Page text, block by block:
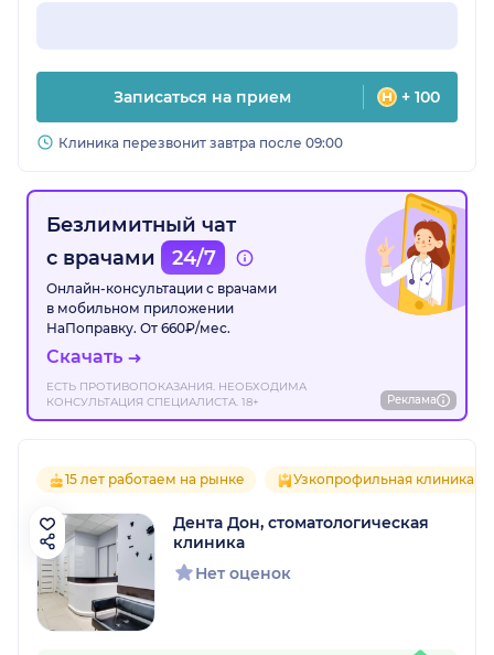
Записаться на прием + 100
Клиника перезвонит завтра после 09:00
Безлимитный чат
с врачами
24/7
Онлайн-консультации с врачами
в мобильном приложении
НаПоправку. От 660₽/мес.
Скачать
ЕСТЬ ПРОТИВОПОКАЗАНИЯ. НЕОБХОДИМА
КОНСУЛЬТАЦИЯ СПЕЦИАЛИСТА. 18+
Реклама
15 лет работаем на рынке Узкопрофильная клиника
Дента Дон, стоматологическая
клиника
Нет оценок